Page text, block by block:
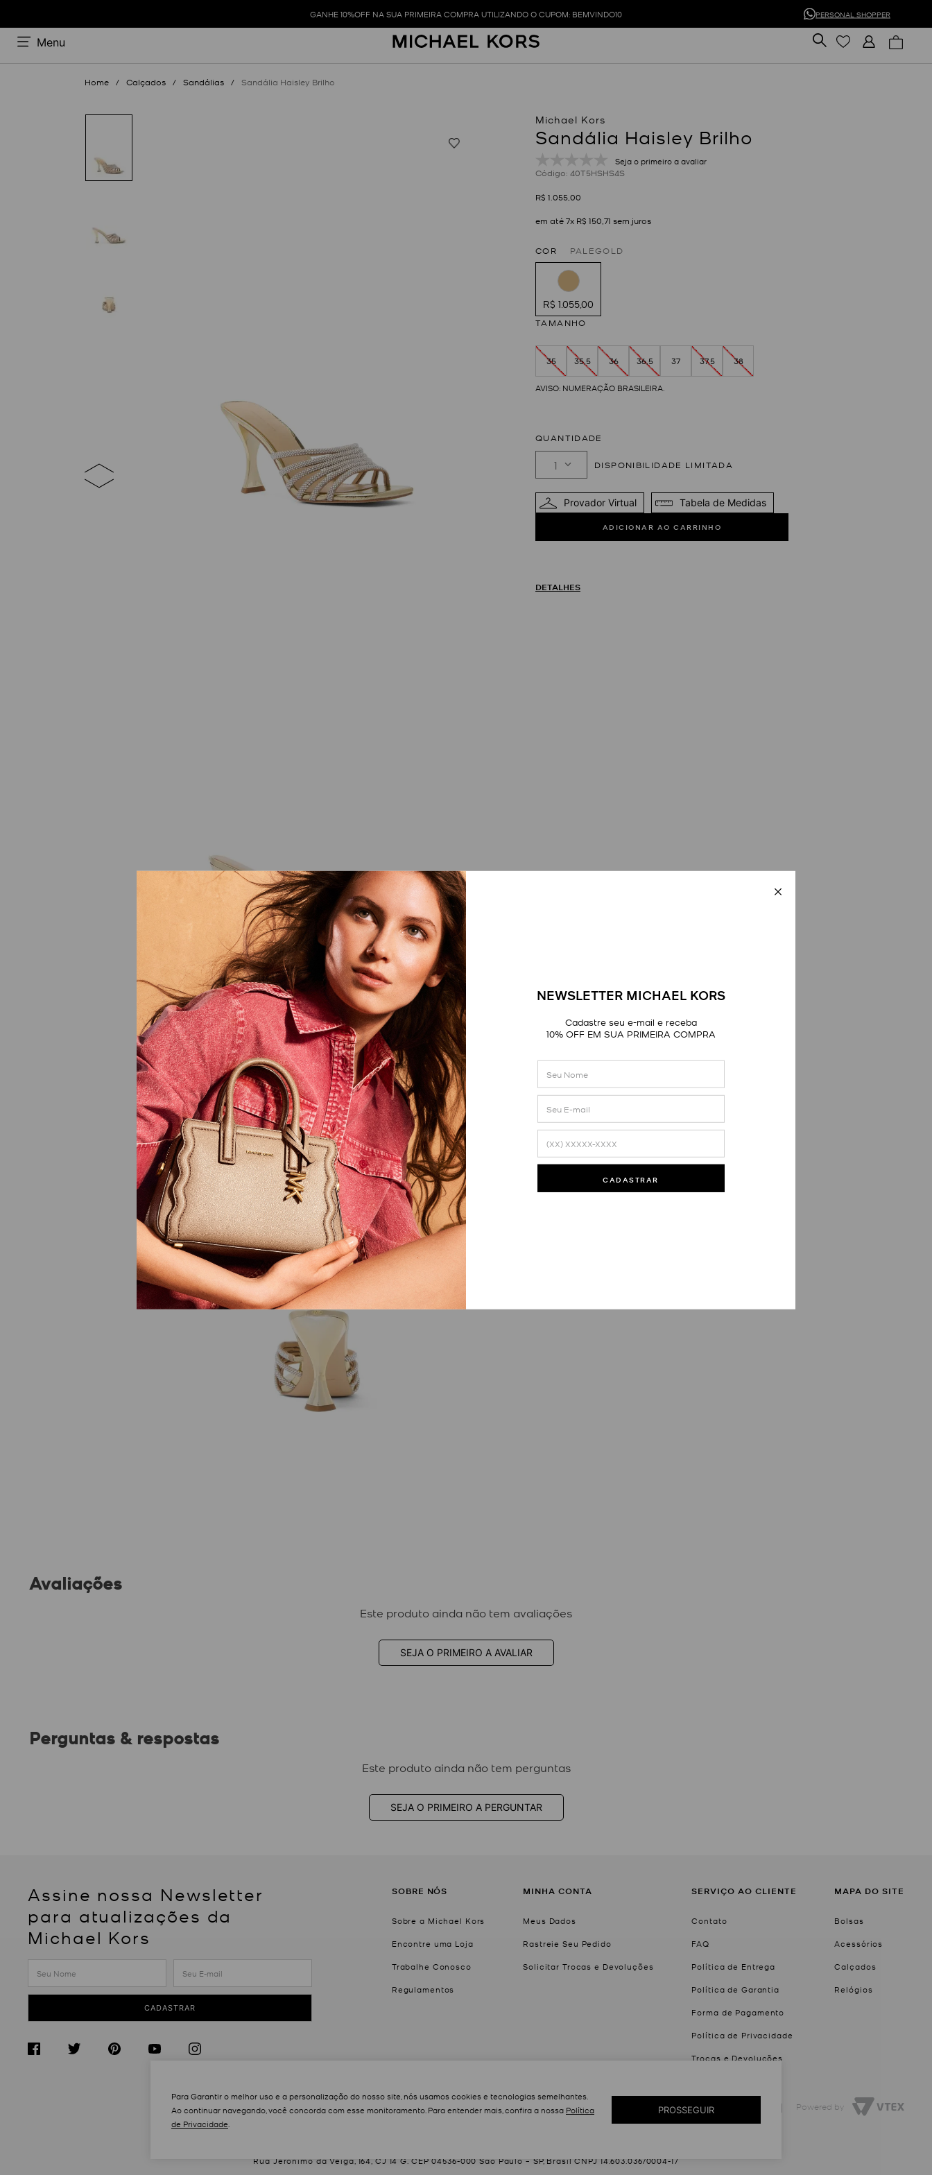
Para Garantir o melhor uso e a personalização do nosso site, nós usamos cookies e tecnologias semelhantes.
Ao continuar navegando, você concorda com esse monitoramento. Para entender mais, confira a nossa Política
de Privacidade
PROSSEGUIR
NEWSLETTER MICHAEL KORS
Cadastre seu e-mail e receba
10% OFF EM SUA PRIMEIRA COMPRA
CADASTRAR
GANHE 10%OFF NA SUA PRIMEIRA COMPRA UTILIZANDO O CUPOM: BEMVINDO10 PERSONAL SHOPPER
Menu
Calçados Sandálias Sandália Haisley Brilho
Sandália Haisley Brilho
Seja o primeiro a avaliar
: 40T5HSHS4S
R$ 1 05500
em até7x R$ 150 71 sem juros
COR PALEGOLD
R$ 1.055,00
TAMANHO
35 35,5 36 36,5 37 37,5 38
QUANTIDADE
1
Provador Virtual Tabela de Medidas
DETALHES
Avaliações
Este produto ainda não tem avaliações
SEJA O PRIMEIRO A AVALIAR
Perguntas & respostas
Este produto ainda não tem perguntas
SEJA O PRIMEIRO A PERGUNTAR
Assine nossa Newsletter
para atualizações da
Michael Kors
CADASTRAR
SOBRE NÓS
Sobre a Michael Kors
Encontre uma Loja
Trabalhe Conosco
Regulamentos
MINHA CONTA
Meus Dados
Rastreie Seu Pedido
Solicitar Trocas e Devoluções
SERVIÇO AO CLIENTE
Contato
FAQ
Política de Entrega
Política de Garantia
Forma de Pagamento
Política de Privacidade
Trocas e Devoluções
MAPA DO SITE
Bolsas
Acessórios
Calçados
Relógios
Created by Powered by
Rua Jeronimo da Veiga, 164, CJ 14 G. CEP 04536-000 São Paulo – SP, Brasil CNPJ 14.603.036/0004-17